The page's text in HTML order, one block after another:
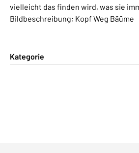
vielleicht das finden wird, was sie
Bildbeschreibung: Kopf Weg Bäüme
Kategorie